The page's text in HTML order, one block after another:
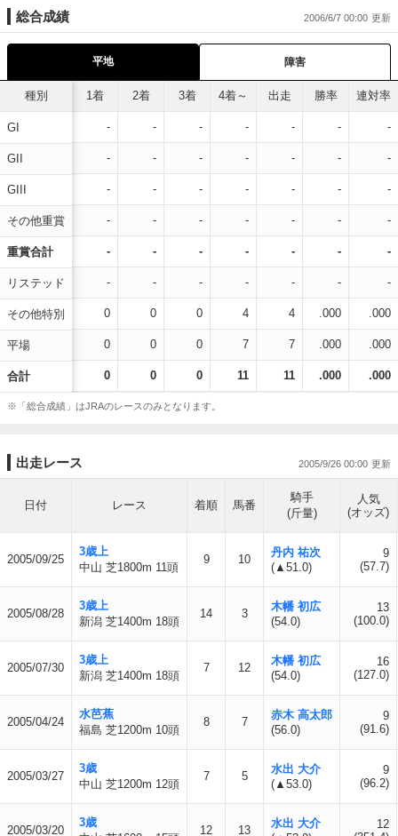
総合成績 2006/6/7 00:00
平地 障害
種別
GI
GII
GIII
その他重賞
重賞合計
リステッド
その他特別
平場
合計
1着 2着 3着 4着～ 出走 勝率 連対率
- - - - - - -
- - - - - - -
- - - - - - -
- - - - - - -
- - - - - - -
- - - - - - -
0 0 0 4 4 .000 .000
0 0 0 7 7 .000 .000
0 0 0 11 11 .000 .000
※「総合成績」はJRAのレースのみとなります。
出走レース 2005/9/26 00:00
日付 レース 着順 馬番
騎手
(斤量)
人気
(オッズ)
2005/09/25
3歳上
中山 芝1800m 11頭
9 10
丹内 祐次
(▲51.0)
9
(57.7)
2005/08/28
3歳上
新潟 芝1400m 18頭
14 3
木幡 初広
(54.0)
13
(100.0)
2005/07/30
3歳上
新潟 芝1400m 18頭
7 12
木幡 初広
(54.0)
16
(127.0)
2005/04/24
水芭蕉
福島 芝1200m 10頭
8 7
赤木 高太郎
(56.0)
9
(91.6)
2005/03/27
3歳
中山 芝1200m 12頭
7 5
水出 大介
(▲53.0)
9
(96.2)
2005/03/20
3歳
12 13
水出 大介
12